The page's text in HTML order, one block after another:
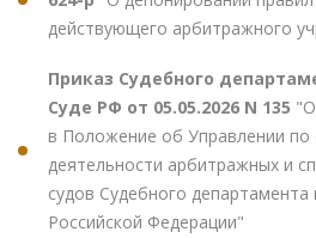
действующего арбитражного
Приказ Судебного
Суде РФ от 05.05.2026 N 135
в Положение об Управлении по
деятельности арбитражных и
судов Судебного
Российской Федерации"